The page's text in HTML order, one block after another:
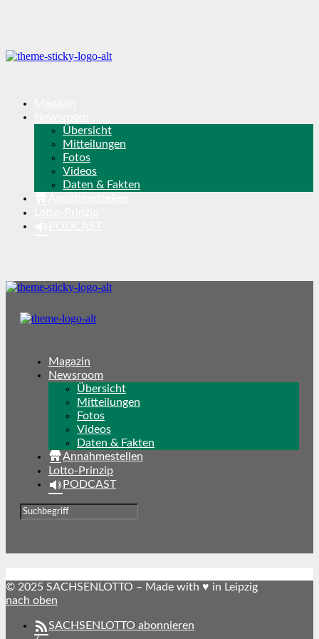
Übersicht
Mitteilungen
Fotos
Videos
Daten & Fakten
Magazin
Newsroom
Übersicht
Mitteilungen
Fotos
Videos
Daten & Fakten
Annahmestellen
Lotto-Prinzip
PODCAST
© 2025 SACHSENLOTTO – Made with ♥ in Leipzig
nach oben
SACHSENLOTTO abonnieren